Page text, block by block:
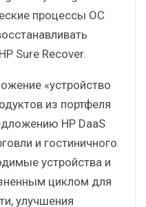
процессы ОС
Sure Recover.
«устройство
из портфеля
HP DaaS
и гостиничного
устройства и
циклом для
улучшения